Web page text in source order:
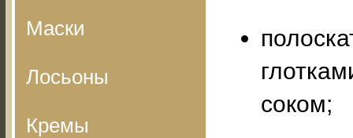
Маски
Лосьоны
Кремы
соком;